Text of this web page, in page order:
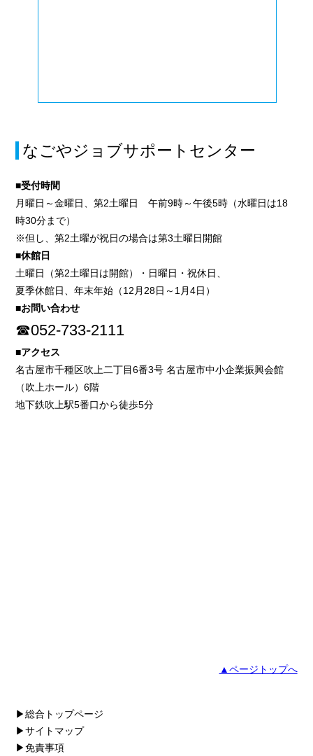
なごやジョブサポートセンター
■受付時間
月曜日～金曜日、第2土曜日 午前9時～午後5時（水曜日は18
時30分まで）
※但し、第2土曜が祝日の場合は第3土曜日開館
■休館日
土曜日（第2土曜日は開館）・日曜日・祝休日、
夏季休館日、年末年始（12月28日～1月4日）
■お問い合わせ
☎052-733-2111
■アクセス
名古屋市千種区吹上二丁目6番3号 名古屋市中小企業振興会館
（吹上ホール）6階
地下鉄吹上駅5番口から徒歩5分
▲ページトップへ
▶総合トップページ
▶サイトマップ
▶免責事項